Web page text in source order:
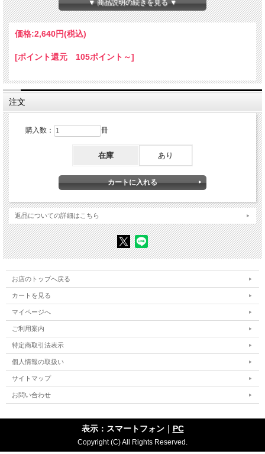
本外交に大胆に問題提起！
プロローグ
序 章 日本の生きる道を求めて
第一章 満洲事変、 国際連盟脱退
「日本外交の過誤」 （一） 満州事変、 国際連盟脱退
「日本外交の過誤」 （二） 軍縮会議脱退、 日独防共協定締結
第三章 日中戦争と中国のナショナリズム
第四章 日独伊三国同盟
「日本外交の過誤」 （四） 日独伊三国条約締結
第五章 日ソ中立条約
「日本外交の過誤」 （五） 日ソ中立条約締結
第六章 南方進出
▼ 商品説明の続きを見る ▼
価格:2,640円(税込)
[ポイント還元 105ポイント～]
注文
購入数： 冊
在庫 あり
返品についての詳細はこちら
お店のトップへ戻る
カートを見る
マイページへ
ご利用案内
特定商取引法表示
個人情報の取扱い
サイトマップ
お問い合わせ
表示：スマートフォン｜ PC
Copyright (C) All Rights Reserved.